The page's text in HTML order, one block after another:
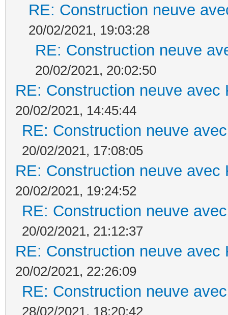
RE: Construction neuve
20/02/2021, 19:03:28
RE: Construction neuve
20/02/2021, 20:02:50
RE: Construction neuve avec
20/02/2021, 14:45:44
RE: Construction neuve
20/02/2021, 17:08:05
RE: Construction neuve avec
20/02/2021, 19:24:52
RE: Construction neuve
20/02/2021, 21:12:37
RE: Construction neuve avec
20/02/2021, 22:26:09
RE: Construction neuve
28/02/2021, 18:20:42